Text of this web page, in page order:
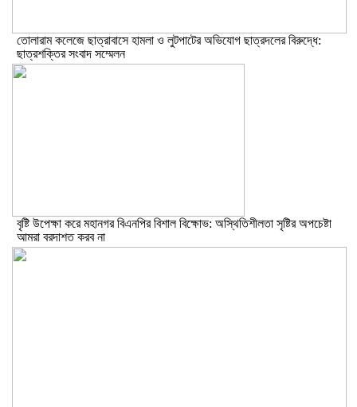
তোলারাম কলেজে ছাত্রাবাসে হামলা ও লুটপাটের অভিযোগ ছাত্রদলের বিরুদ্ধে:
ছাত্রশক্তির সংবাদ সম্মেলন
বৃষ্টি উপেক্ষা করে মহানগর বিএনপির বিশাল বিক্ষোভ: অস্থিতিশীলতা সৃষ্টির অপচেষ্টা
আমরা বরদাশত করব না